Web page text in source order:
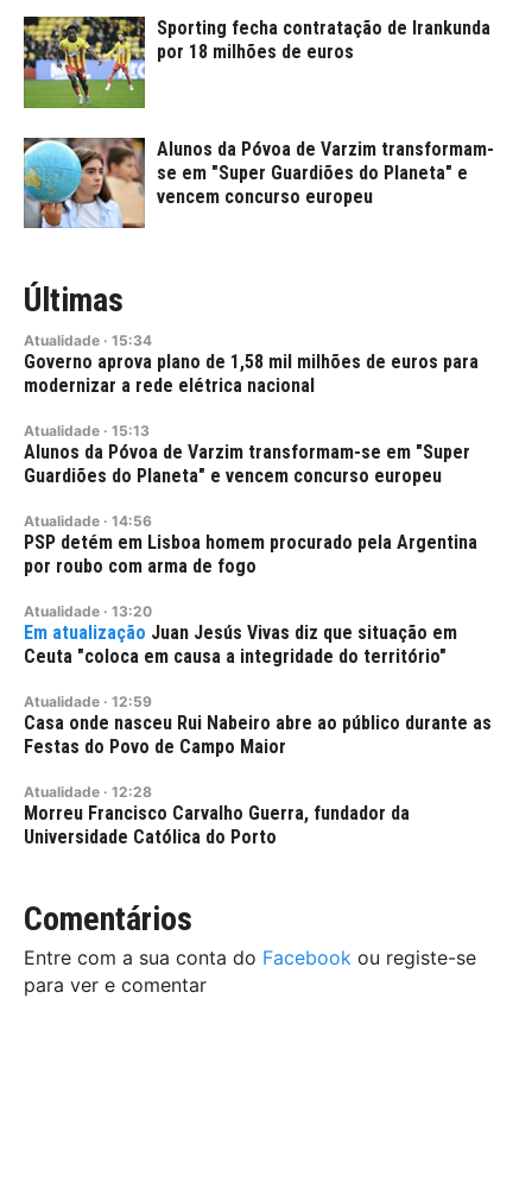
Sporting fecha contratação de Irankunda
por 18 milhões de euros
Alunos da Póvoa de Varzim transformam-
se em "Super Guardiões do Planeta" e
vencem concurso europeu
Últimas
Atualidade · 15:34
Governo aprova plano de 1,58 mil milhões de euros para
modernizar a rede elétrica nacional
Atualidade · 15:13
Alunos da Póvoa de Varzim transformam-se em "Super
Guardiões do Planeta" e vencem concurso europeu
Atualidade · 14:56
PSP detém em Lisboa homem procurado pela Argentina
por roubo com arma de fogo
Atualidade · 13:20
Juan Jesús Vivas diz que situação em
Ceuta "coloca em causa a integridade do território"
Atualidade · 12:59
Casa onde nasceu Rui Nabeiro abre ao público durante as
Festas do Povo de Campo Maior
Atualidade · 12:28
Morreu Francisco Carvalho Guerra, fundador da
Universidade Católica do Porto
Comentários
Entre com a sua conta do Facebook ou registe-se
para ver e comentar